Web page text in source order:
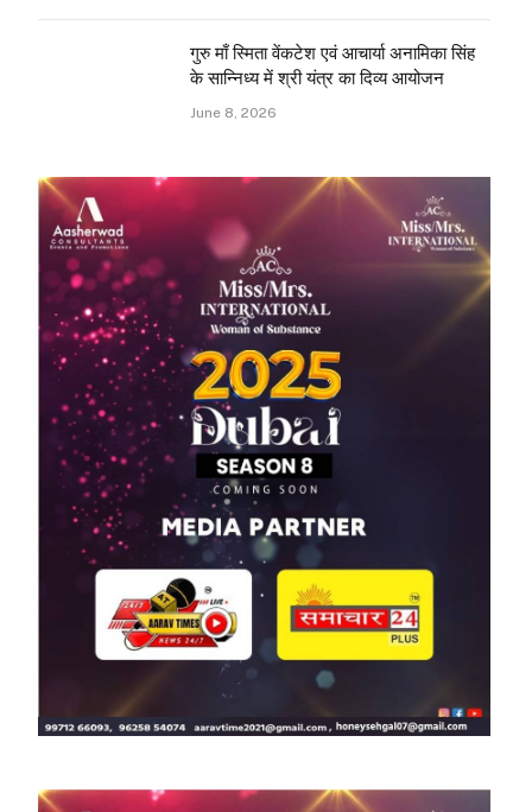
गुरु माँ स्मिता वेंकटेश एवं आचार्या अनामिका सिंह
के सान्निध्य में श्री यंत्र का दिव्य आयोजन
June 8, 2026